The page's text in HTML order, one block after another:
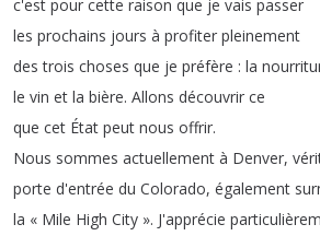
c'est pour cette raison que je vais passer
les prochains jours à profiter pleinement
des trois choses que je préfère : la
le vin et la bière. Allons découvrir ce
que cet État peut nous offrir.
Nous sommes actuellement à Denver,
porte d'entrée du Colorado, également
la « Mile High City ». J'apprécie